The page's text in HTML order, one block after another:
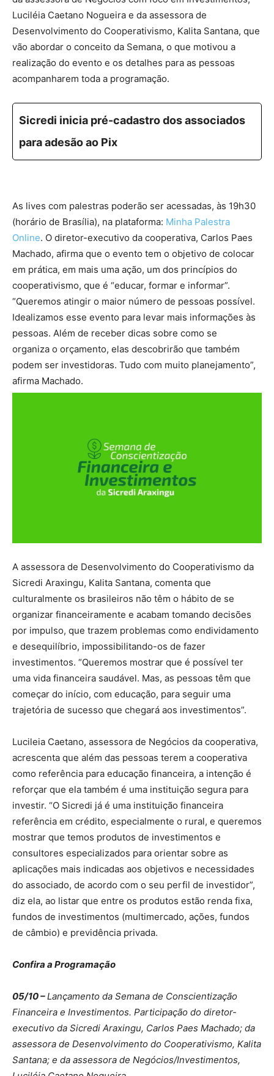
Luciléia Caetano Nogueira e da assessora de
Desenvolvimento do Cooperativismo, Kalita Santana, que
vão abordar o conceito da Semana, o que motivou a
realização do evento e os detalhes para as pessoas
acompanharem toda a programação.
Sicredi inicia pré-cadastro dos associados
para adesão ao Pix
As lives com palestras poderão ser acessadas, às 19h30
(horário de Brasília), na plataforma: Minha Palestra
Online. O diretor-executivo da cooperativa, Carlos Paes
Machado, afirma que o evento tem o objetivo de colocar
em prática, em mais uma ação, um dos princípios do
cooperativismo, que é “educar, formar e informar”.
“Queremos atingir o maior número de pessoas possível.
Idealizamos esse evento para levar mais informações às
pessoas. Além de receber dicas sobre como se
organiza o orçamento, elas descobrirão que também
podem ser investidoras. Tudo com muito planejamento”,
afirma Machado.
A assessora de Desenvolvimento do Cooperativismo da
Sicredi Araxingu, Kalita Santana, comenta que
culturalmente os brasileiros não têm o hábito de se
organizar financeiramente e acabam tomando decisões
por impulso, que trazem problemas como endividamento
e desequilíbrio, impossibilitando-os de fazer
investimentos. “Queremos mostrar que é possível ter
uma vida financeira saudável. Mas, as pessoas têm que
começar do início, com educação, para seguir uma
trajetória de sucesso que chegará aos investimentos”.
Lucileia Caetano, assessora de Negócios da cooperativa,
acrescenta que além das pessoas terem a cooperativa
como referência para educação financeira, a intenção é
reforçar que ela também é uma instituição segura para
investir. “O Sicredi já é uma instituição financeira
referência em crédito, especialmente o rural, e queremos
mostrar que temos produtos de investimentos e
consultores especializados para orientar sobre as
aplicações mais indicadas aos objetivos e necessidades
do associado, de acordo com o seu perfil de investidor”,
diz ela, ao listar que entre os produtos estão renda fixa,
fundos de investimentos (multimercado, ações, fundos
de câmbio) e previdência privada.
Confira a Programação
05/10 –Lançamento da Semana de Conscientização
Financeira e Investimentos. Participação do diretor-
executivo da Sicredi Araxingu, Carlos Paes Machado; da
assessora de Desenvolvimento do Cooperativismo, Kalita
Santana; e da assessora de Negócios/Investimentos,